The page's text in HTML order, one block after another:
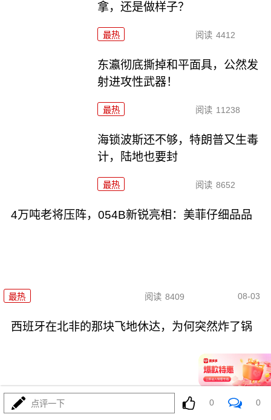
拿，还是做样子？
最热 阅读 4412
东瀛彻底撕掉和平面具，公然发
射进攻性武器！
最热 阅读 11238
海锁波斯还不够，特朗普又生毒
计，陆地也要封
最热 阅读 8652
4万吨老将压阵，054B新锐亮相：美菲仔细品品
最热 阅读 8409 08-03
西班牙在北非的那块飞地休达，为何突然炸了锅
最热 4041 08-03
点评一下 0 0